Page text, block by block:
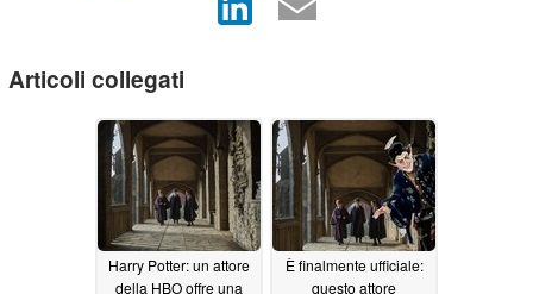
Articoli collegati
Harry Potter: un attore
della HBO offre una
È finalmente ufficiale:
questo attore